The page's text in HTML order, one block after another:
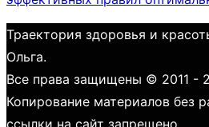
Траектория здоровья и
Ольга.
Все права защищены © 2011 -
Копирование материалов без